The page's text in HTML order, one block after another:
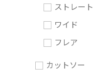
ストレート
ワイド
フレア
カットソー